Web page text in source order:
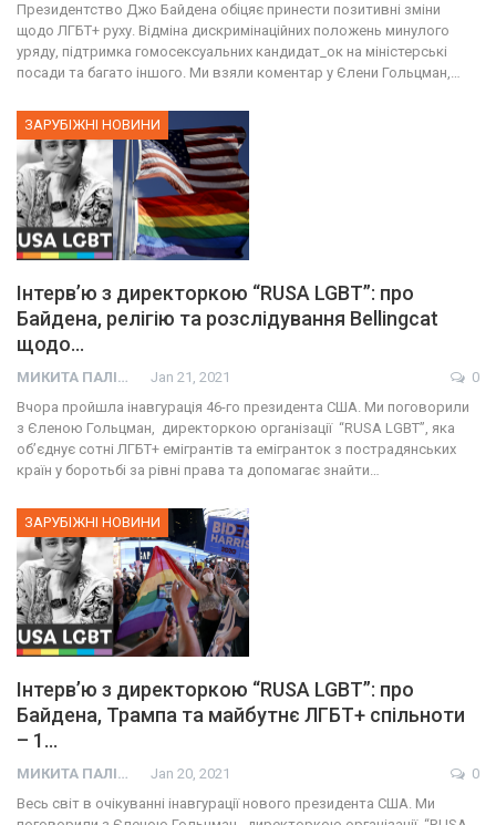
Президентство Джо Байдена обіцяє принести позитивні зміни
щодо ЛГБТ+ руху. Відміна дискримінаційних положень минулого
уряду, підтримка гомосексуальних кандидат_ок на міністерські
посади та багато іншого. Ми взяли коментар у Єлени Гольцман,…
ЗАРУБІЖНІ НОВИНИ
Інтерв’ю з директоркою “RUSA LGBT”: про
Байдена, релігію та розслідування Bellingcat
щодо…
МИКИТА ПАЛІЙ Jan 21, 2021
0
Вчора пройшла інавгурація 46-го президента США. Ми поговорили
з Єленою Гольцман, директоркою організації “RUSA LGBT”, яка
об’єднує сотні ЛГБТ+ емігрантів та емігранток з пострадянських
країн у боротьбі за рівні права та допомагає знайти…
ЗАРУБІЖНІ НОВИНИ
Інтерв’ю з директоркою “RUSA LGBT”: про
Байдена, Трампа та майбутнє ЛГБТ+ спільноти
– 1…
МИКИТА ПАЛІЙ Jan 20, 2021
0
Весь світ в очікуванні інавгурації нового президента США. Ми